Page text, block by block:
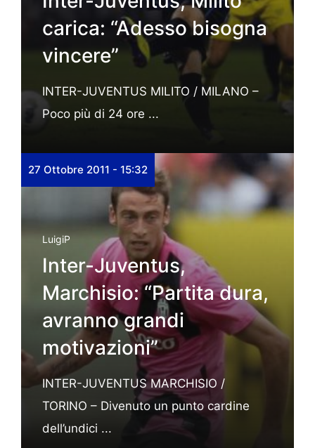
carica: “Adesso bisogna
vincere”
INTER-JUVENTUS MILITO / MILANO –
Poco più di 24 ore ...
27 Ottobre 2011 - 15:32
LuigiP
Inter-Juventus,
Marchisio: “Partita dura,
avranno grandi
motivazioni”
INTER-JUVENTUS MARCHISIO /
TORINO – Divenuto un punto cardine
dell’undici ...